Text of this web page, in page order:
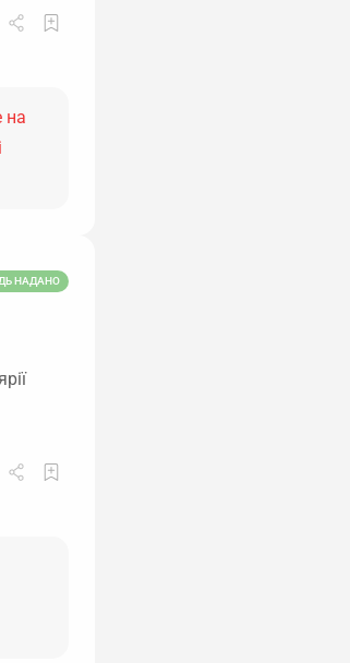
на
НАДАНО